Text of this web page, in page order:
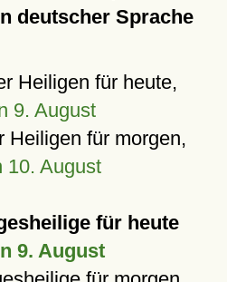
deutscher Sprache
Heiligen für heute,
9. August
Heiligen für morgen,
10. August
für heute
9. August